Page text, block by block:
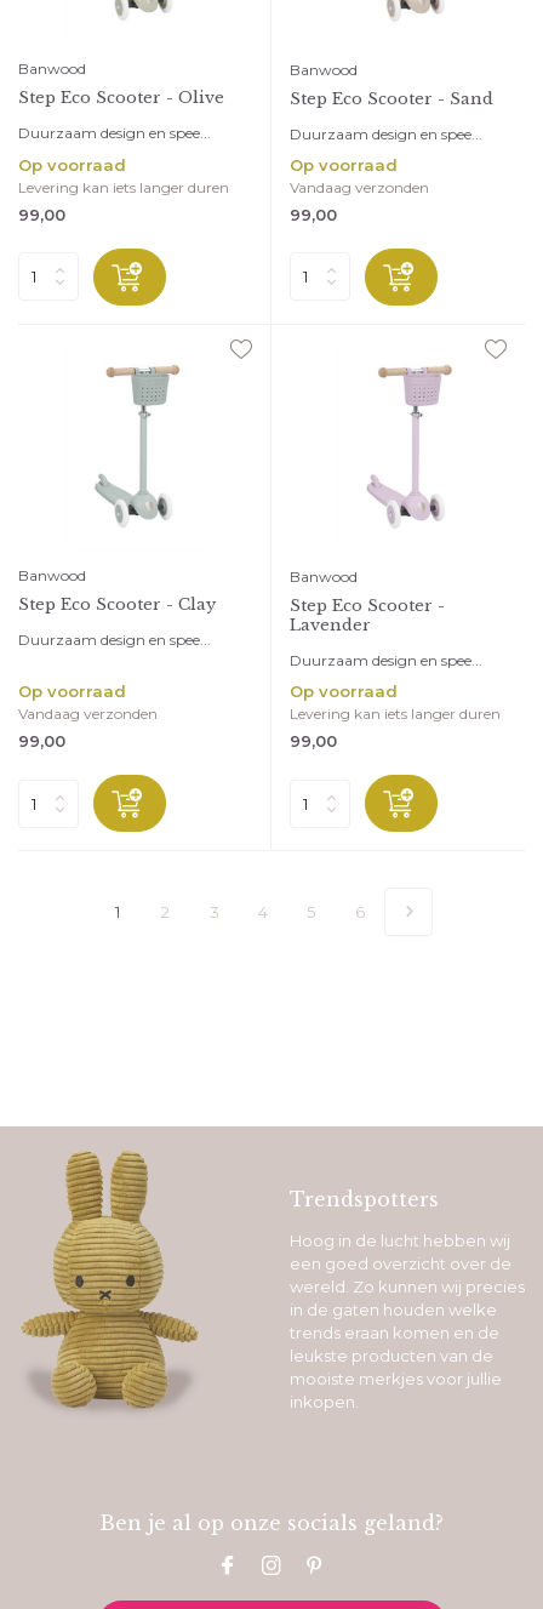
Banwood
Step Eco Scooter - Olive
Duurzaam design en spee...
Op voorraad
Levering kan iets langer duren
99,00
Banwood
Step Eco Scooter - Sand
Duurzaam design en spee...
Op voorraad
Vandaag verzonden
99,00
Banwood
Step Eco Scooter - Clay
Duurzaam design en spee...
Op voorraad
Vandaag verzonden
99,00
Banwood
Step Eco Scooter -
Lavender
Duurzaam design en spee...
Op voorraad
Levering kan iets langer duren
99,00
1 2 3 4 5 6
Trendspotters
Hoog in de lucht hebben wij
een goed overzicht over de
wereld. Zo kunnen wij precies
in de gaten houden welke
trends eraan komen en de
leukste producten van de
mooiste merkjes voor jullie
inkopen.
Ben je al op onze socials geland?